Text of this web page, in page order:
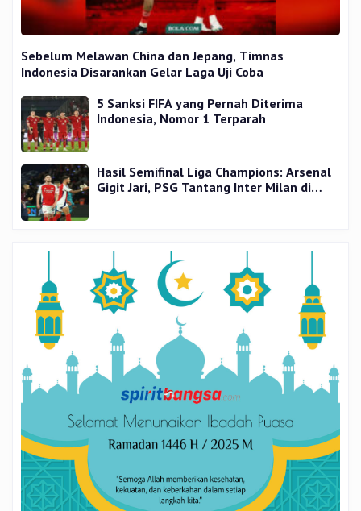
Sebelum Melawan China dan Jepang, Timnas
Indonesia Disarankan Gelar Laga Uji Coba
5 Sanksi FIFA yang Pernah Diterima
Indonesia, Nomor 1 Terparah
Hasil Semifinal Liga Champions: Arsenal
Gigit Jari, PSG Tantang Inter Milan di